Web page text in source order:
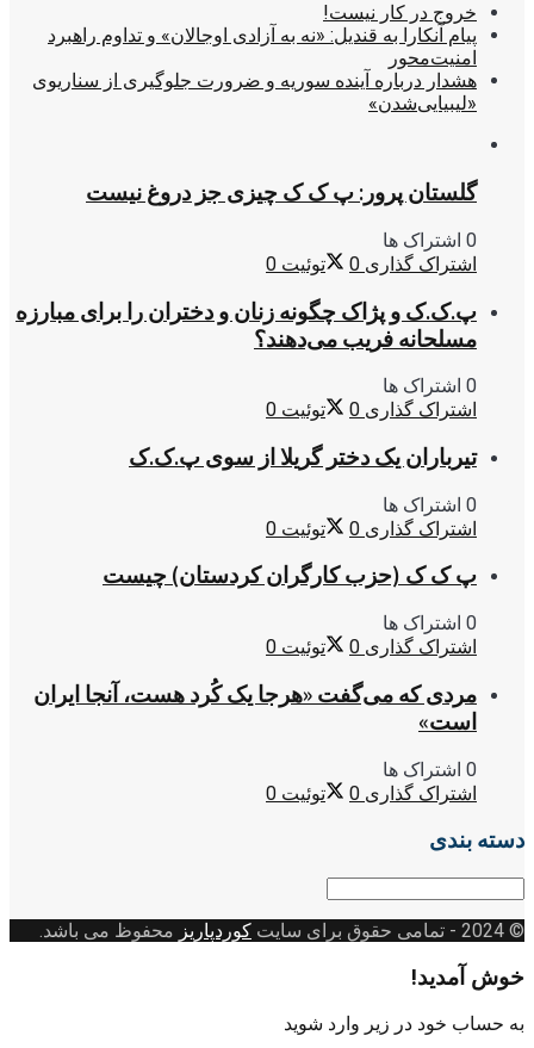
خروج در کار نیست!
پیام آنکارا به قندیل: «نه به آزادی اوجالان» و تداوم راهبرد
امنیت‌محور
هشدار درباره آینده سوریه و ضرورت جلوگیری از سناریوی
«لیبیایی‌شدن»
گلستان پرور: پ ک ک چیزی جز دروغ نیست
0 اشتراک ها
اشتراک گذاری 0 توئیت 0
پ.ک.ک و پژاک چگونه زنان و دختران را برای مبارزه
مسلحانه فریب می‌دهند؟
0 اشتراک ها
اشتراک گذاری 0 توئیت 0
تیرباران یک دختر گریلا از سوی پ.ک.ک
0 اشتراک ها
اشتراک گذاری 0 توئیت 0
پ ک ک (حزب کارگران کردستان) چیست
0 اشتراک ها
اشتراک گذاری 0 توئیت 0
مردی که می‌گفت «هرجا یک کُرد هست، آنجا ایران
است»
0 اشتراک ها
اشتراک گذاری 0 توئیت 0
دسته بندی
دسته
© 2024
- تمامی حقوق برای سایت کوردپاریز محفوظ می باشد.
خوش آمدید!
به حساب خود در زیر وارد شوید